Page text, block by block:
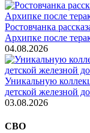
Ростовчанка
Архипке после
04.08.2026
Уникальную
детской железной
03.08.2026
СВО